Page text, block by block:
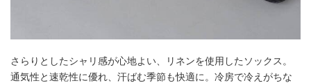
さらりとしたシャリ感が心地よい、リネンを使用したソックス。
通気性と速乾性に優れ、汗ばむ季節も快適に。冷房で冷えがちな